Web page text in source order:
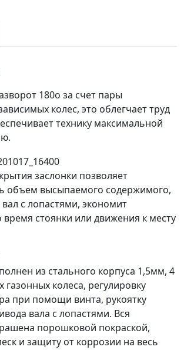
180о за счет пары
колес, это облегчает труд
технику максимальной
заслонки позволяет
объем высыпаемого содержимого,
с лопастями, экономит
стоянки или движения к месту
из стального корпуса 1,5мм, 4
газонных колеса, регулировку
при помощи винта, рукоятку
вала с лопастями. Вся
порошковой покраской,
и защиту от коррозии на весь